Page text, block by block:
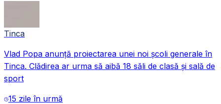
Tinca
Vlad Popa anunță proiectarea unei noi școli generale în
Tinca. Clădirea ar urma să aibă 18 săli de clasă și sală de
sport
15 zile în urmă